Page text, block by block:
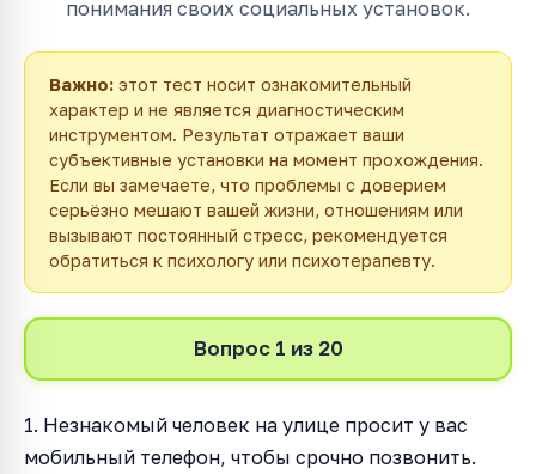
понимания своих социальных установок.
Важно: этот тест носит ознакомительный
характер и не является диагностическим
инструментом. Результат отражает ваши
субъективные установки на момент прохождения.
Если вы замечаете, что проблемы с доверием
серьёзно мешают вашей жизни, отношениям или
вызывают постоянный стресс, рекомендуется
обратиться к психологу или психотерапевту.
Вопрос 1 из 20
1. Незнакомый человек на улице просит у вас
мобильный телефон, чтобы срочно позвонить.